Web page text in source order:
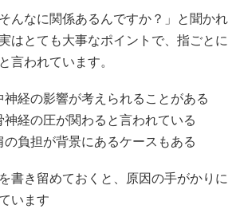
んなに関係あるんですか？」と聞かれ
はとても大事なポイントで、指ごとに
言われています。
経の影響が考えられることがある
経の圧が関わると言われている
負担が背景にあるケースもある
書き留めておくと、原因の手がかりに
います